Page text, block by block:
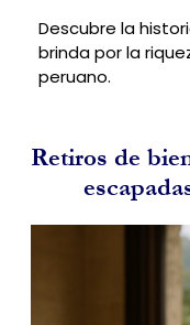
Descubre la
brinda por la
peruano.
Retiros de